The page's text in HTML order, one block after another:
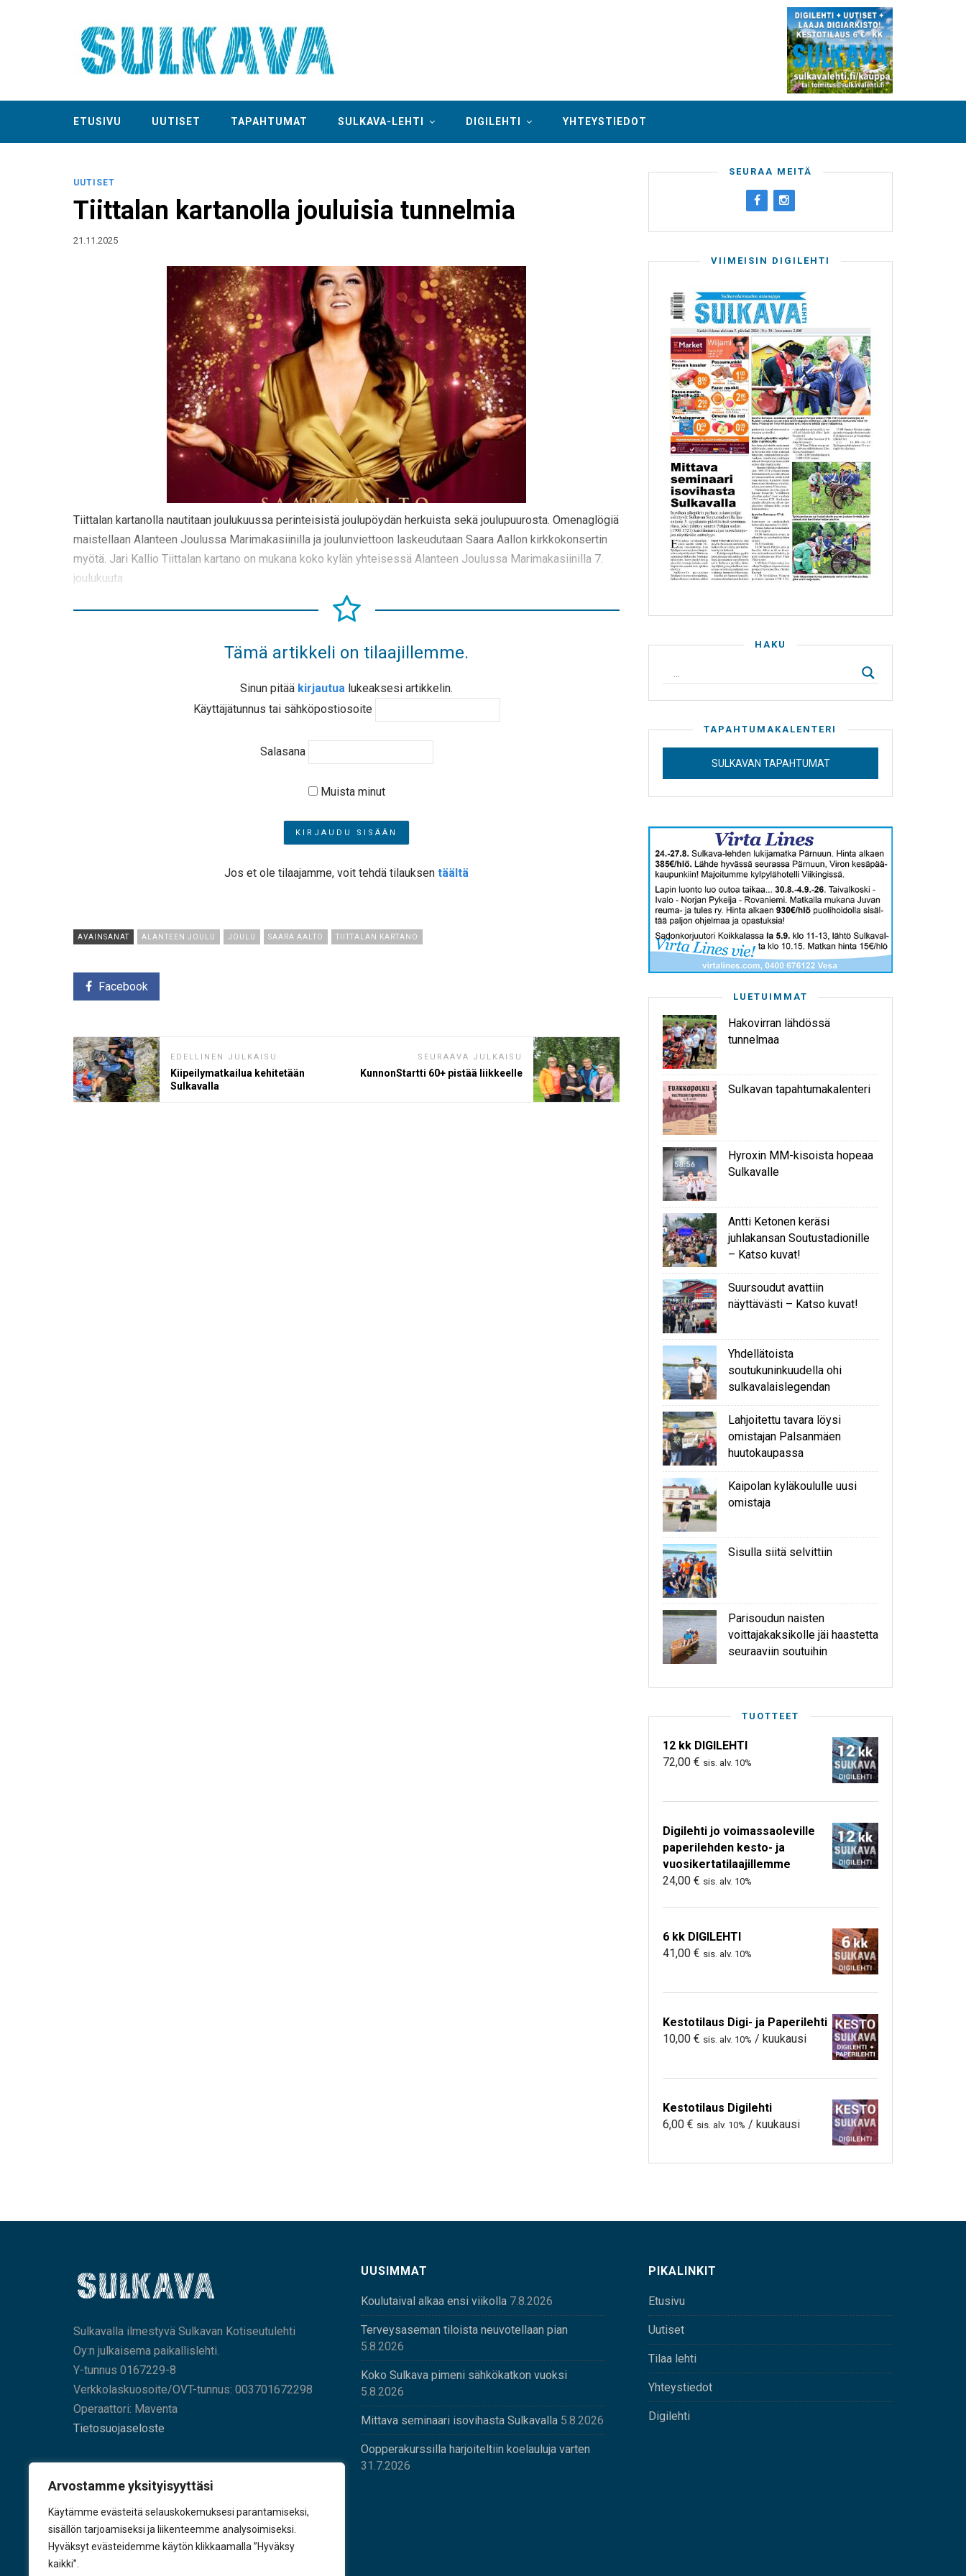
Arvostamme yksityisyyttäsi
Käytämme evästeitä selauskokemuksesi parantamiseksi,
sisällön tarjoamiseksi ja liikenteemme analysoimiseksi.
Hyväksyt evästeidemme käytön klikkaamalla ”Hyväksy
kaikki”.
ETUSIVU UUTISET TAPAHTUMAT SULKAVA-LEHTI DIGILEHTI YHTEYSTIEDOT
UUTISET
Tiittalan kartanolla jouluisia tunnelmia
21.11.2025
Tiittalan kartanolla nautitaan joulukuussa perinteisistä joulupöydän herkuista sekä joulupuurosta. Omenaglögiä
maistellaan Alanteen Joulussa Marimakasiinilla ja joulunviettoon laskeudutaan Saara Aallon kirkkokonsertin
myötä. Jari Kallio Tiittalan kartano on mukana koko kylän yhteisessä Alanteen Joulussa Marimakasiinilla 7.
joulukuuta
Tämä artikkeli on tilaajillemme.
Sinun pitää kirjautua lukeaksesi artikkelin.
Käyttäjätunnus tai sähköpostiosoite
Salasana
Muista minut
Jos et ole tilaajamme, voit tehdä tilauksen täältä
AVAINSANAT ALANTEEN JOULU JOULU SAARA AALTO TIITTALAN KARTANO
Facebook
EDELLINEN JULKAISU
Kiipeilymatkailua kehitetään
Sulkavalla
SEURAAVA JULKAISU
KunnonStartti 60+ pistää liikkeelle
SEURAA MEITÄ
VIIMEISIN DIGILEHTI
HAKU
TAPAHTUMAKALENTERI
SULKAVAN TAPAHTUMAT
LUETUIMMAT
Hakovirran lähdössä
tunnelmaa
Sulkavan tapahtumakalenteri
Hyroxin MM-kisoista hopeaa
Sulkavalle
Antti Ketonen keräsi
juhlakansan Soutustadionille
– Katso kuvat!
Suursoudut avattiin
näyttävästi – Katso kuvat!
Yhdellätoista
soutukuninkuudella ohi
sulkavalaislegendan
Lahjoitettu tavara löysi
omistajan Palsanmäen
huutokaupassa
Kaipolan kyläkoululle uusi
omistaja
Sisulla siitä selvittiin
Parisoudun naisten
voittajakaksikolle jäi haastetta
seuraaviin soutuihin
TUOTTEET
12 kk DIGILEHTI
72,00 € sis. alv. 10%
Digilehti jo voimassaoleville
paperilehden kesto- ja
vuosikertatilaajillemme
24,00 € sis. alv. 10%
6 kk DIGILEHTI
41,00 € sis. alv. 10%
Kestotilaus Digi- ja Paperilehti
10,00 € sis. alv. 10% / kuukausi
Kestotilaus Digilehti
6,00 € sis. alv. 10% / kuukausi
Sulkavalla ilmestyvä Sulkavan Kotiseutulehti
Oy:n julkaisema paikallislehti.
Y-tunnus 0167229-8
Verkkolaskuosoite/OVT-tunnus: 003701672298
Operaattori: Maventa
Tietosuojaseloste
KÄY TYKKÄÄMÄSSÄ
UUSIMMAT
Koulutaival alkaa ensi viikolla 7.8.2026
Terveysaseman tiloista neuvotellaan pian
5.8.2026
Koko Sulkava pimeni sähkökatkon vuoksi
5.8.2026
Mittava seminaari isovihasta Sulkavalla 5.8.2026
Oopperakurssilla harjoiteltiin koelauluja varten
31.7.2026
PIKALINKIT
Etusivu
Uutiset
Tilaa lehti
Yhteystiedot
Digilehti